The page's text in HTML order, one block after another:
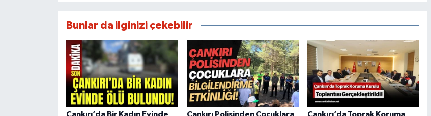
Bunlar da ilginizi çekebilir
Çankırı’da Bir Kadın Evinde Çankırı Polisinden Çocuklara Çankırı’da Toprak Koruma